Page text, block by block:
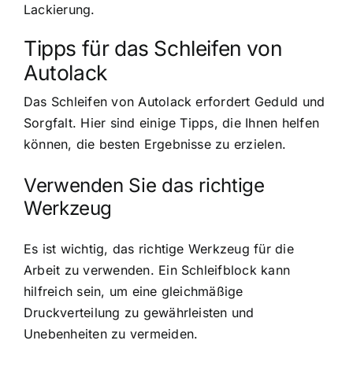
Lackierung.
Tipps für das Schleifen von
Autolack
Das Schleifen von Autolack erfordert Geduld und
Sorgfalt. Hier sind einige Tipps, die Ihnen helfen
können, die besten Ergebnisse zu erzielen.
Verwenden Sie das richtige
Werkzeug
Es ist wichtig, das richtige Werkzeug für die
Arbeit zu verwenden. Ein Schleifblock kann
hilfreich sein, um eine gleichmäßige
Druckverteilung zu gewährleisten und
Unebenheiten zu vermeiden.